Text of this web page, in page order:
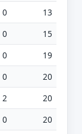
0
13
0
15
0
19
0
20
2
20
0
20